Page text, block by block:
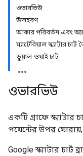
ওভারভিউ
উদাহরণ
আকার পরিবর্তন এবং
ম্যাটেরিয়াল স্ক্যাটার চার্ট
ডুয়াল-ওয়াই চার্ট
ওভারভিউ
একটি গ্রাফে স্ক্যাটার
পয়েন্টের উপর
Google স্ক্যাটার